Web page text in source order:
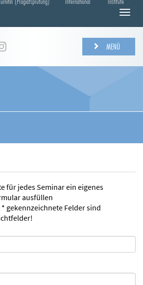
N
g
a
e
MENÜ
für jedes Seminar ein eigenes
ausfüllen
* gekennzeichnete Felder sind